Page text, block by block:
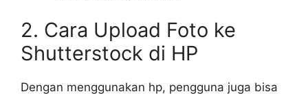
2. Cara Upload Foto ke
Shutterstock di HP
Dengan menggunakan hp, pengguna juga bisa